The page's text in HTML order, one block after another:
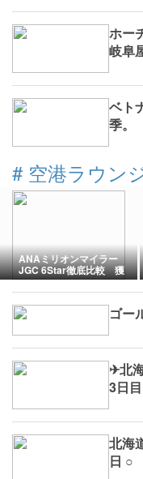
ホー
岐阜
ベト
季。
# 空港ラウン
ANAミリオンマイラー
JGC 6Star徹底比較 獲
得シミュレーション
ゴー
✈北
3日
北海
日 ○